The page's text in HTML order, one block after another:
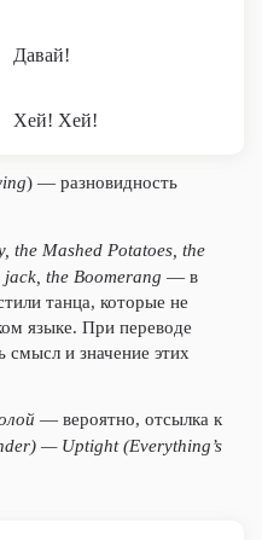
Давай!
Хей! Хей!
) — разновидность
the Mashed Potatoes, the
the Boomerang — в
танца, которые не
языке. При переводе
смысл и значение этих
— вероятно, отсылка к
— Uptight (Everything’s